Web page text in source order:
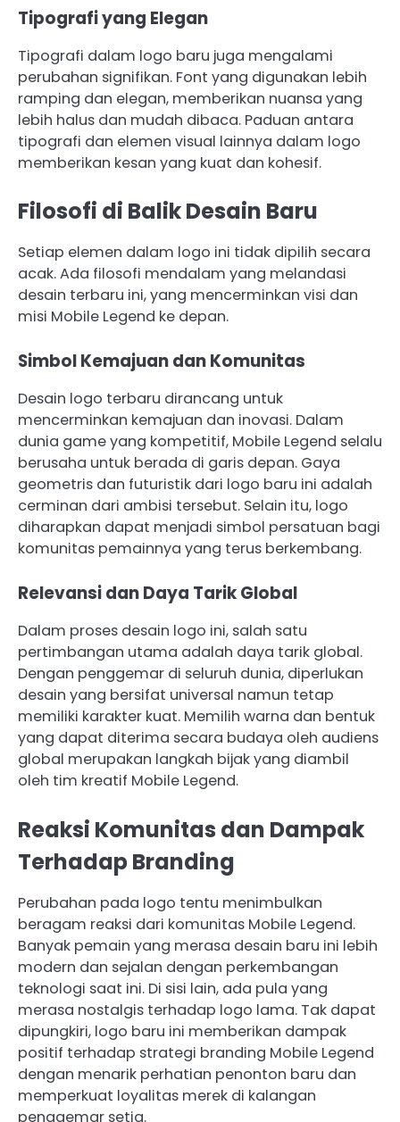
Tipografi yang Elegan
Tipografi dalam logo baru juga mengalami
perubahan signifikan. Font yang digunakan lebih
ramping dan elegan, memberikan nuansa yang
lebih halus dan mudah dibaca. Paduan antara
tipografi dan elemen visual lainnya dalam logo
memberikan kesan yang kuat dan kohesif.
Filosofi di Balik Desain Baru
Setiap elemen dalam logo ini tidak dipilih secara
acak. Ada filosofi mendalam yang melandasi
desain terbaru ini, yang mencerminkan visi dan
misi Mobile Legend ke depan.
Simbol Kemajuan dan Komunitas
Desain logo terbaru dirancang untuk
mencerminkan kemajuan dan inovasi. Dalam
dunia game yang kompetitif, Mobile Legend selalu
berusaha untuk berada di garis depan. Gaya
geometris dan futuristik dari logo baru ini adalah
cerminan dari ambisi tersebut. Selain itu, logo
diharapkan dapat menjadi simbol persatuan bagi
komunitas pemainnya yang terus berkembang.
Relevansi dan Daya Tarik Global
Dalam proses desain logo ini, salah satu
pertimbangan utama adalah daya tarik global.
Dengan penggemar di seluruh dunia, diperlukan
desain yang bersifat universal namun tetap
memiliki karakter kuat. Memilih warna dan bentuk
yang dapat diterima secara budaya oleh audiens
global merupakan langkah bijak yang diambil
oleh tim kreatif Mobile Legend.
Reaksi Komunitas dan Dampak
Terhadap Branding
Perubahan pada logo tentu menimbulkan
beragam reaksi dari komunitas Mobile Legend.
Banyak pemain yang merasa desain baru ini lebih
modern dan sejalan dengan perkembangan
teknologi saat ini. Di sisi lain, ada pula yang
merasa nostalgis terhadap logo lama. Tak dapat
dipungkiri, logo baru ini memberikan dampak
positif terhadap strategi branding Mobile Legend
dengan menarik perhatian penonton baru dan
memperkuat loyalitas merek di kalangan
penggemar setia.